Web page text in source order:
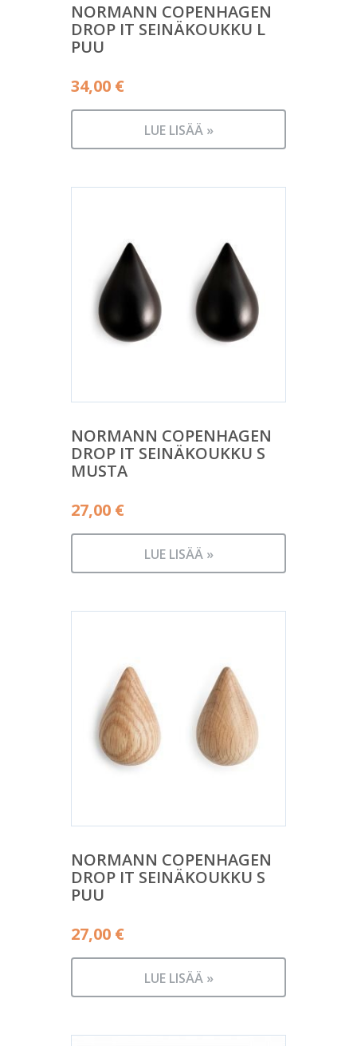
NORMANN COPENHAGEN
DROP IT SEINÄKOUKKU L
PUU
34,00 €
LUE LISÄÄ »
NORMANN COPENHAGEN
DROP IT SEINÄKOUKKU S
MUSTA
27,00 €
LUE LISÄÄ »
NORMANN COPENHAGEN
DROP IT SEINÄKOUKKU S
PUU
27,00 €
LUE LISÄÄ »